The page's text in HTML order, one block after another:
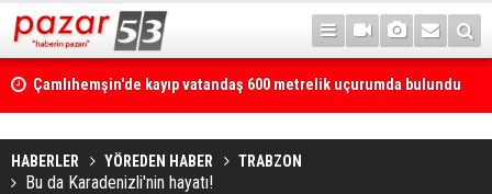
Çamlıhemşin'de kayıp vatandaş 600 metrelik uçurumda bulundu
HABERLER YÖREDEN HABER TRABZON
Bu da Karadenizli'nin hayatı!